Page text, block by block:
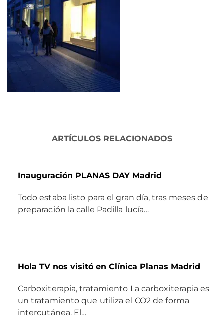
ARTÍCULOS RELACIONADOS
Inauguración PLANAS DAY Madrid
Todo estaba listo para el gran día, tras meses de
preparación la calle Padilla lucía…
Hola TV nos visitó en Clínica Planas Madrid
Carboxiterapia, tratamiento La carboxiterapia es
un tratamiento que utiliza el CO2 de forma
intercutánea. El…